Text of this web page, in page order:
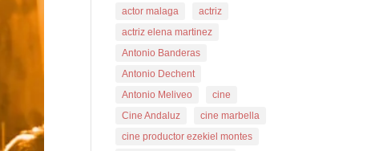
actor malaga
actriz
actriz elena martinez
Antonio Banderas
Antonio Dechent
Antonio Meliveo
cine
Cine Andaluz
cine marbella
cine productor ezekiel montes